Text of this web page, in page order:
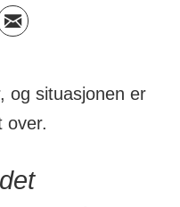
og situasjonen er
over.